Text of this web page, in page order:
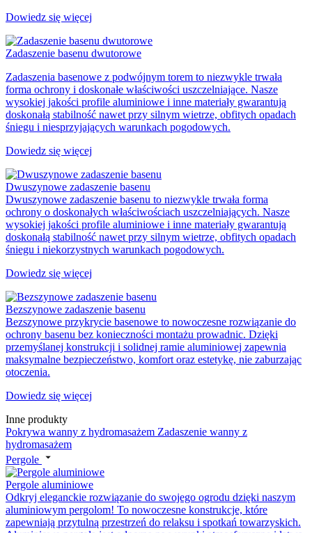
Dowiedz się więcej
Zadaszenie basenu dwutorowe
Zadaszenia basenowe z podwójnym torem to niezwykle trwała
forma ochrony i doskonałe właściwości uszczelniające. Nasze
wysokiej jakości profile aluminiowe i inne materiały gwarantują
doskonałą stabilność nawet przy silnym wietrze, obfitych opadach
śniegu i niesprzyjających warunkach pogodowych.
Dowiedz się więcej
Dwuszynowe zadaszenie basenu
Dwuszynowe zadaszenie basenu to niezwykle trwała forma
ochrony o doskonałych właściwościach uszczelniających. Nasze
wysokiej jakości profile aluminiowe i inne materiały gwarantują
doskonałą stabilność nawet przy silnym wietrze, obfitych opadach
śniegu i niekorzystnych warunkach pogodowych.
Dowiedz się więcej
Bezszynowe zadaszenie basenu
Bezszynowe przykrycie basenowe to nowoczesne rozwiązanie do
ochrony basenu bez konieczności montażu prowadnic. Dzięki
przemyślanej konstrukcji i solidnej ramie aluminiowej zapewnia
maksymalne bezpieczeństwo, komfort oraz estetykę, nie zaburzając
otoczenia.
Dowiedz się więcej
Inne produkty
Pokrywa wanny z hydromasażem Zadaszenie wanny z
hydromasażem
Pergole
Pergole aluminiowe
Odkryj eleganckie rozwiązanie do swojego ogrodu dzięki naszym
aluminiowym pergolom! To nowoczesne konstrukcje, które
zapewniają przytulną przestrzeń do relaksu i spotkań towarzyskich.